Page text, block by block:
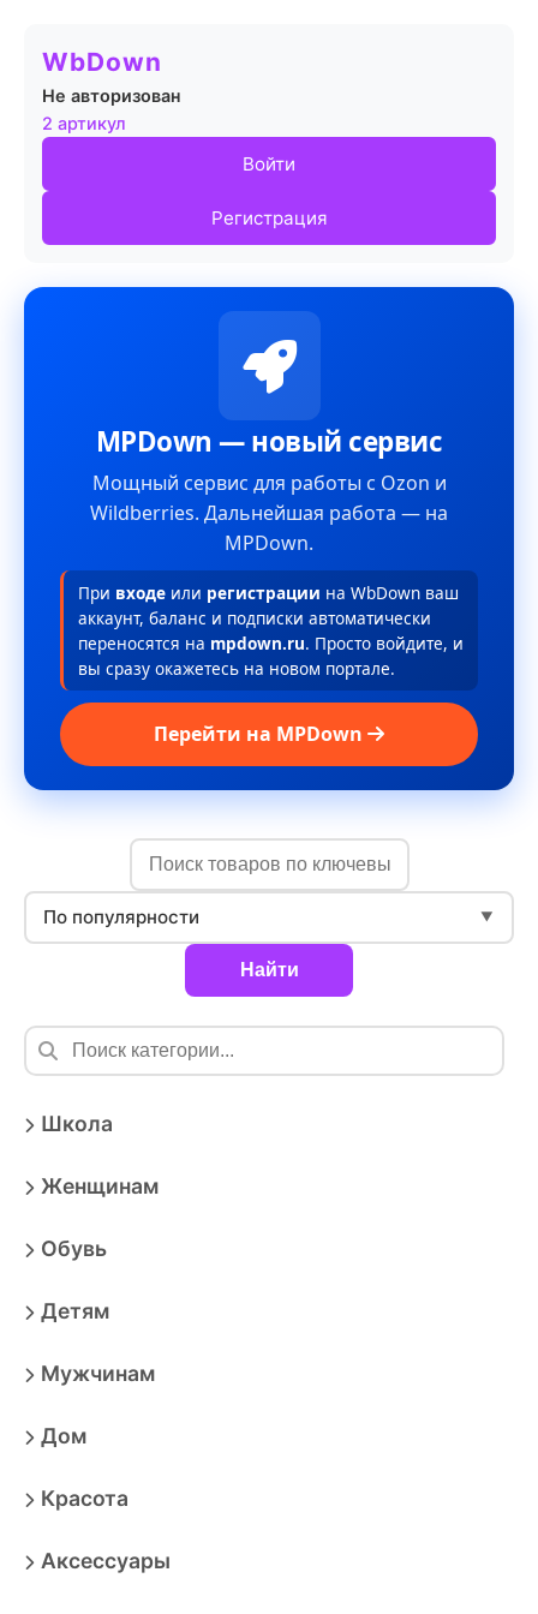
WbDown
Не авторизован
2 артикул
Войти
Регистрация
MPDown — новый сервис
Мощный сервис для работы с Ozon и
Wildberries. Дальнейшая работа — на
MPDown.
При входе или регистрации на WbDown ваш
аккаунт, баланс и подписки автоматически
переносятся на mpdown.ru. Просто войдите, и
вы сразу окажетесь на новом портале.
Перейти на MPDown
По популярности ▼
Найти
Школа
Женщинам
Обувь
Детям
Мужчинам
Дом
Красота
Аксессуары